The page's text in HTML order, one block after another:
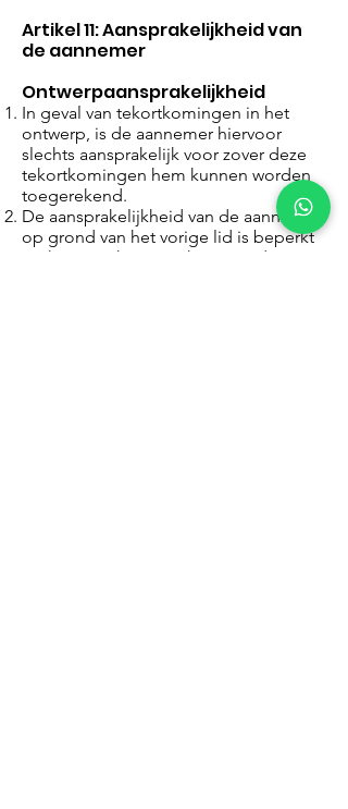
Artikel 11: Aansprakelijkheid van
de aannemer
Ontwerpaansprakelijkheid
In geval van tekortkomingen in het
ontwerp, is de aannemer hiervoor
slechts aansprakelijk voor zover deze
tekortkomingen hem kunnen worden
toegerekend.
De aansprakelijkheid van de aannemer
op grond van het vorige lid is beperkt
tot het voor het verrichten van de